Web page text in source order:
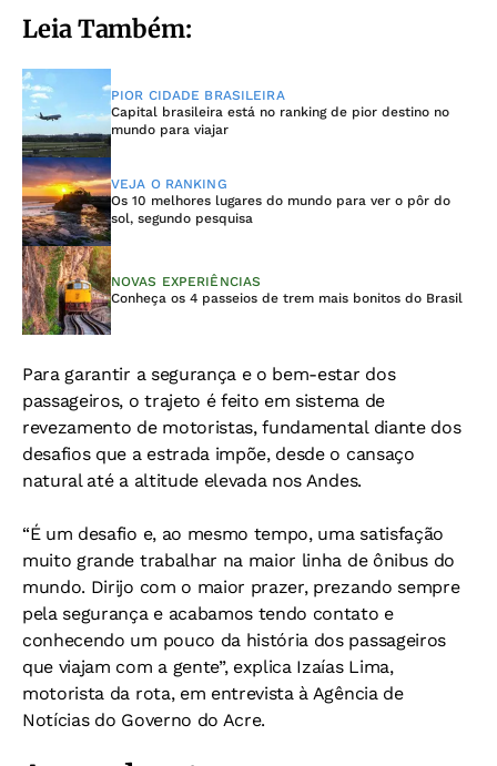
Leia Também:
PIOR CIDADE BRASILEIRA
Capital brasileira está no ranking de pior destino no
mundo para viajar
VEJA O RANKING
Os 10 melhores lugares do mundo para ver o pôr do
sol, segundo pesquisa
NOVAS EXPERIÊNCIAS
Conheça os 4 passeios de trem mais bonitos do Brasil
Para garantir a segurança e o bem-estar dos
passageiros, o trajeto é feito em sistema de
revezamento de motoristas, fundamental diante dos
desafios que a estrada impõe, desde o cansaço
natural até a altitude elevada nos Andes.
“É um desafio e, ao mesmo tempo, uma satisfação
muito grande trabalhar na maior linha de ônibus do
mundo. Dirijo com o maior prazer, prezando sempre
pela segurança e acabamos tendo contato e
conhecendo um pouco da história dos passageiros
que viajam com a gente”, explica Izaías Lima,
motorista da rota, em entrevista à Agência de
Notícias do Governo do Acre.